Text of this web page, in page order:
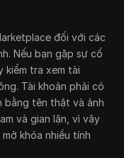
đối với các
Nếu bạn gặp sự cố
kiểm tra xem tài
Tài khoản phải có
bằng tên thật và ảnh
và gian lận, vì vậy
khóa nhiều tính